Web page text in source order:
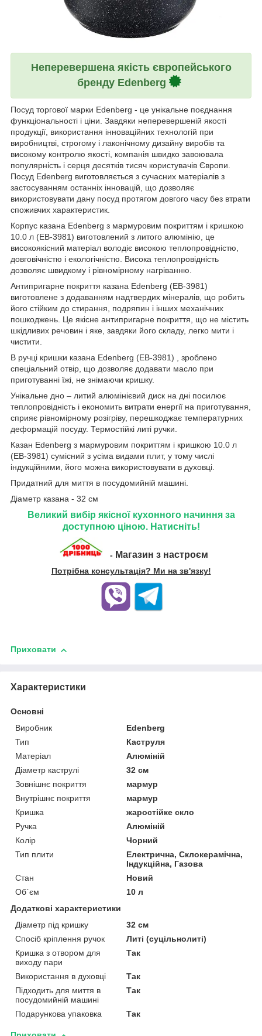
Неперевершена якість європейського
бренду Edenberg
Посуд торгової марки Edenberg - це унікальне поєднання
функціональності і ціни. Завдяки неперевершеній якості
продукції, використання інноваційних технологій при
виробництві, строгому і лаконічному дизайну виробів та
високому контролю якості, компанія швидко завоювала
популярність і серця десятків тисяч користувачів Європи.
Посуд Edenberg виготовляється з сучасних матеріалів з
застосуванням останніх інновацій, що дозволяє
використовувати дану посуд протягом довгого часу без втрати
споживчих характеристик.
Корпус казана Edenberg з мармуровим покриттям і кришкою
10.0 л (EB-3981) виготовлений з литого алюмінію, це
високоякісний матеріал володіє високою теплопровідністю,
довговічністю і екологічністю. Висока теплопровідність
дозволяє швидкому і рівномірному нагріванню.
Антипригарне покриття казана Edenberg (EB-3981)
виготовлене з додаванням надтвердих мінералів, що робить
його стійким до стирання, подряпин і інших механічних
пошкоджень. Це якісне антипригарне покриття, що не містить
шкідливих речовин і яке, завдяки його складу, легко мити і
чистити.
В ручці кришки казана Edenberg (EB-3981) , зроблено
спеціальний отвір, що дозволяє додавати масло при
приготуванні їжі, не знімаючи кришку.
Унікальне дно – литий алюмінієвий диск на дні посилює
теплопровідність і економить витрати енергії на приготування,
сприяє рівномірному розігріву, перешкоджає температурних
деформацій посуду. Термостійкі литі ручки.
Казан Edenberg з мармуровим покриттям і кришкою 10.0 л
(EB-3981) сумісний з усіма видами плит, у тому числі
індукційними, його можна використовувати в духовці.
Придатний для миття в посудомийній машині.
Діаметр казана - 32 см
Великий вибір якісної кухонного начиння за
доступною ціною. Натисніть!
- Магазин з настроєм
Потрібна консультація? Ми на зв'язку!
Приховати
Характеристики
Основні
Виробник
Edenberg
Тип
Каструля
Матеріал
Алюміній
Діаметр каструлі
32 см
Зовнішнє покриття
мармур
Внутрішнє покриття
мармур
Кришка
жаростійке скло
Ручка
Алюміній
Колір
Чорний
Тип плити
Електрична, Склокерамічна,
Індукційна, Газова
Стан
Новий
Об`єм
10 л
Додаткові характеристики
Діаметр під кришку
32 см
Спосіб кріплення ручок
Литі (суцільнолиті)
Кришка з отвором для
виходу пари
Так
Використання в духовці
Так
Підходить для миття в
посудомийній машині
Так
Подарункова упаковка Так